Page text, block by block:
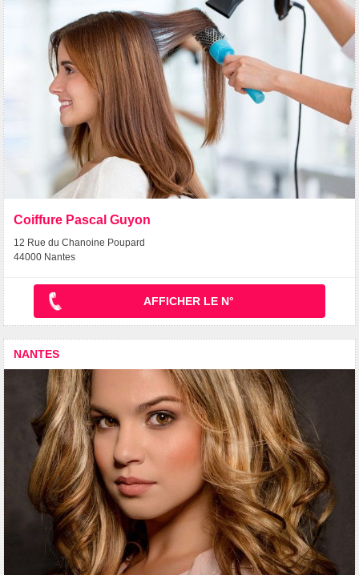
Coiffure Pascal Guyon
12 Rue du Chanoine Poupard
44000 Nantes
AFFICHER LE N°
NANTES